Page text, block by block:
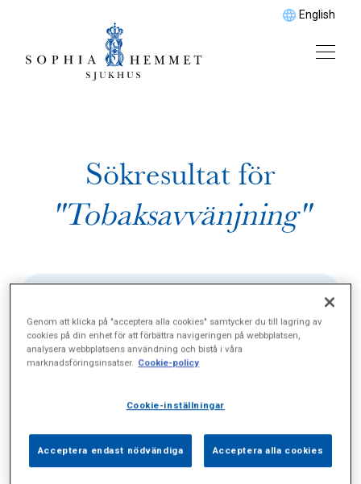
English
Sökresultat för
"Tobaksavvänjning"
Vårdgivare (1) Specialister (0)
Sidor (0) Press (0) Sophianytt (1)
Genom att klicka på "acceptera alla cookies" samtycker du till lagring av
cookies på din enhet för att förbättra navigeringen på webbplatsen,
analysera webbplatsens användning och bistå i våra
marknadsföringsinsatser. Cookie-policy
Cookie-inställningar
Acceptera endast nödvändiga Acceptera alla cookies